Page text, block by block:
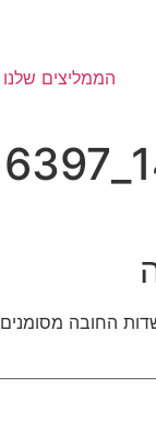
הממליצים שלנו
החובה מסומנים